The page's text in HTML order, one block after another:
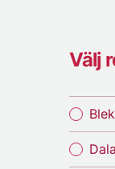
Välj